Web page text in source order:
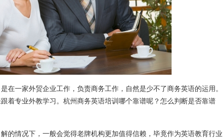
在一家外贸企业工作，负责商务工作，自然是少不了商务英语的运用。
着专业外教学习。杭州商务英语培训哪个靠谱呢？怎么判断是否靠谱
的情况下，一般会觉得老牌机构更加值得信赖，毕竟作为英语教育行业